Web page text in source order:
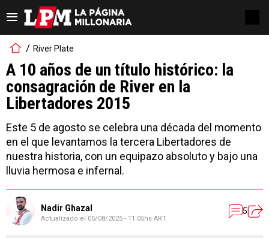
River Plate
A 10 años de un título histórico: la
consagración de River en la
Libertadores 2015
Este 5 de agosto se celebra una década del momento
en el que levantamos la tercera Libertadores de
nuestra historia, con un equipazo absoluto y bajo una
lluvia hermosa e infernal.
Nadir Ghazal
Actualizado el 05/08/2025 - 11:05hs ART
5